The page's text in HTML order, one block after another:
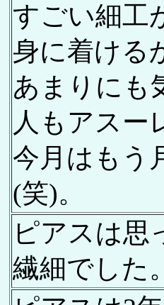
すごい細工
身に着ける
あまりにも
人もアスー
今月はもう
(笑)。
ピアスは思
繊細でした